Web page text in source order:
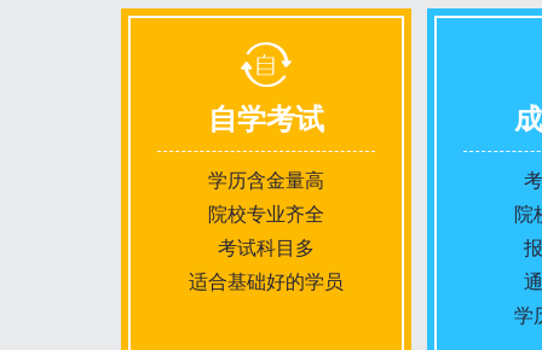
自学考试
学历含金量高
院校专业齐全
考试科目多
适合基础好的学员
院
学